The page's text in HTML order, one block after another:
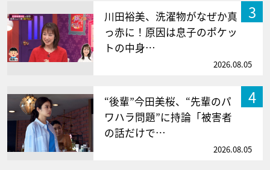
3
川田裕美、洗濯物がなぜか真
っ赤に！原因は息子のポケッ
トの中身…
2026.08.05
4
“後輩”今田美桜、“先輩のパ
ワハラ問題”に持論「被害者
の話だけで…
2026.08.05